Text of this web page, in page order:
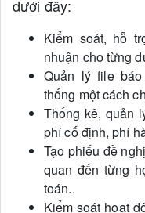
dưới đây:
Kiểm soát, hỗ
nhuận cho từng
Quản lý file
thống một cách
Thống kê, quản
phí cố định, phí
Tạo phiếu đề
quan đến từng
toán..
Kiểm soát hoạt